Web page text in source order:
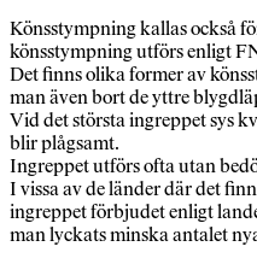
Könsstympning kallas också
könsstympning utförs enligt
Det finns olika former av
man även bort de yttre
Vid det största ingreppet sys
blir plågsamt.
Ingreppet utförs ofta utan
I vissa av de länder där det
ingreppet förbjudet enligt
man lyckats minska antalet